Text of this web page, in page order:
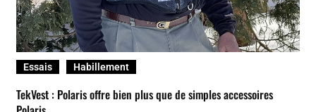
Essais Habillement
TekVest : Polaris offre bien plus que de simples accessoires